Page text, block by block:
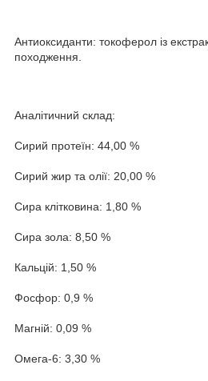
Антиоксиданти: токоферол із
походження.
Аналітичний склад:
Сирий протеїн: 44,00 %
Сирий жир та олії: 20,00 %
Сира клітковина: 1,80 %
Сира зола: 8,50 %
Кальцій: 1,50 %
Фосфор: 0,9 %
Магній: 0,09 %
Омега-6: 3,30 %